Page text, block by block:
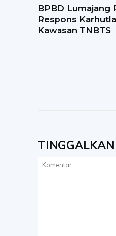
BPBD Lumajang
Respons
Kawasan TNBTS